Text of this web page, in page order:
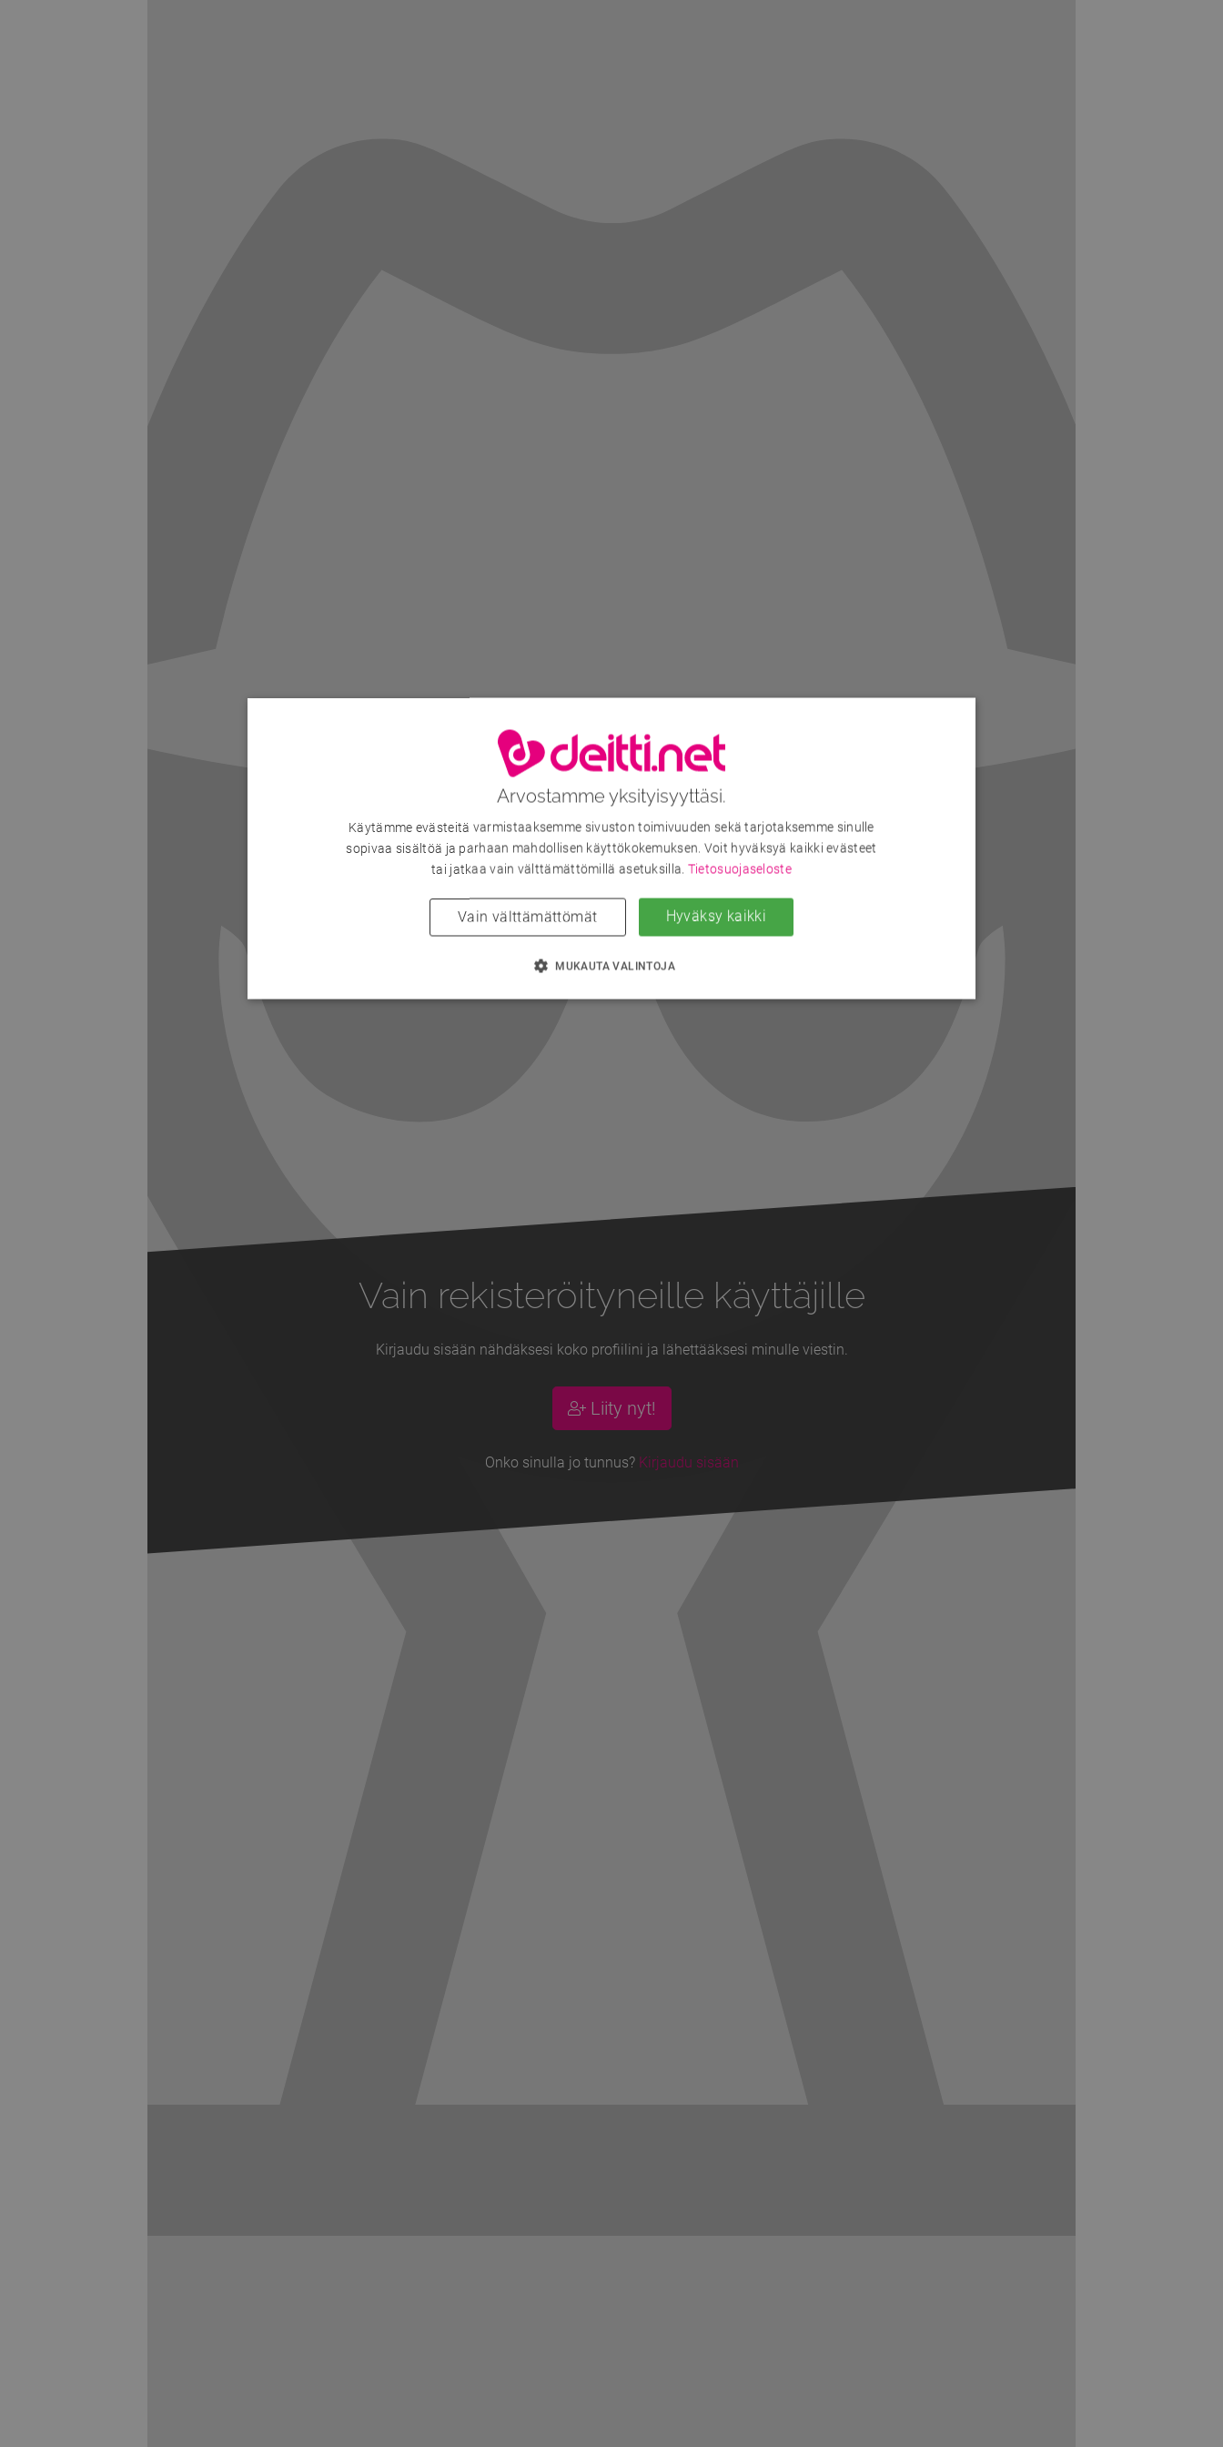
Vain rekisteröityneille käyttäjille
Kirjaudu sisään nähdäksesi koko profiilini ja lähettääksesi minulle viestin.
Liity nyt!
Onko sinulla jo tunnus? Kirjaudu sisään
Next
Arvostamme yksityisyyttäsi.
Käytämme evästeitä varmistaaksemme sivuston toimivuuden sekä tarjotaksemme sinulle
sopivaa sisältöä ja parhaan mahdollisen käyttökokemuksen. Voit hyväksyä kaikki evästeet
tai jatkaa vain välttämättömillä asetuksilla. Tietosuojaseloste
Hyväksy kaikki
Vain välttämättömät
MUKAUTA VALINTOJA